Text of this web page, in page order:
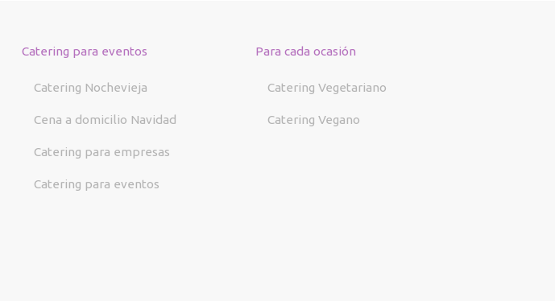
Catering para eventos
Catering Nochevieja
Cena a domicilio Navidad
Catering para empresas
Catering para eventos
Para cada ocasión
Catering Vegetariano
Catering Vegano